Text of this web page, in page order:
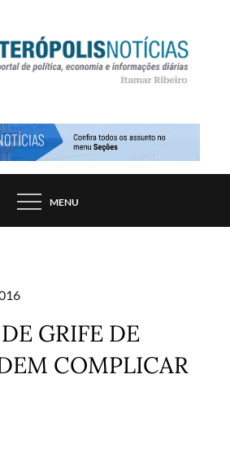
NOTÍCIAS
DE SALVADOR E
MENU
GRIFE DE
COMPLICAR